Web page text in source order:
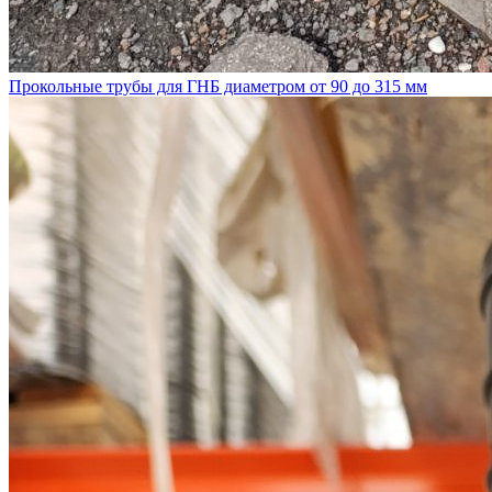
Прокольные трубы для ГНБ диаметром от 90 до 315 мм